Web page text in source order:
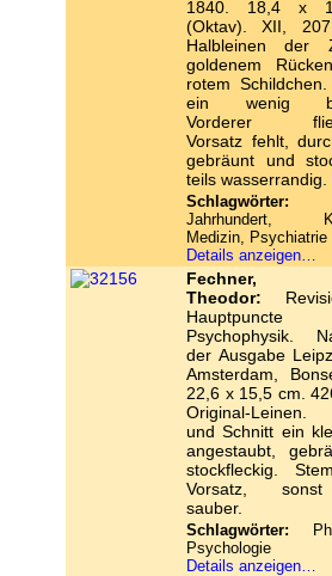
1840. 18,4 x
(Oktav). XII,
Halbleinen der
goldenem
rotem
ein wenig
Vorderer
Vorsatz fehlt,
gebräunt und
teils wasserrandig.
Schlagwörter:
Jahrhundert,
Medizin, Psychiatrie
Details anzeigen…
Fechner,
Theodor:
Psychophysik.
der Ausgabe
Amsterdam,
22,6 x 15,5 cm.
Original-Leinen.
und Schnitt ein
angestaubt,
stockfleckig.
Vorsatz,
sauber.
Schlagwörter:
Psychologie
Details anzeigen…